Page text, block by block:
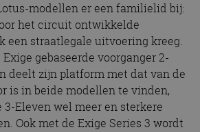
modellen er een familielid bij:
het circuit ontwikkelde
een straatlegale uitvoering kreeg.
gebaseerde voorganger 2-
deelt zijn platform met dat van de
is in beide modellen te vinden,
Eleven wel meer en sterkere
Ook met de Exige Series 3 wordt